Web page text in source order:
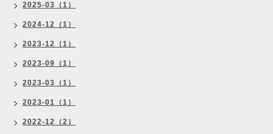
2025-03（1）
2024-12（1）
2023-12（1）
2023-09（1）
2023-03（1）
2023-01（1）
2022-12（2）